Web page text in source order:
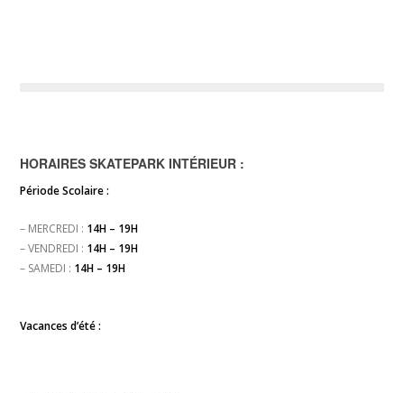
HORAIRES SKATEPARK INTÉRIEUR :
Période Scolaire :
– MERCREDI : 14H – 19H
– VENDREDI : 14H – 19H
– SAMEDI : 14H – 19H
Vacances d’été :